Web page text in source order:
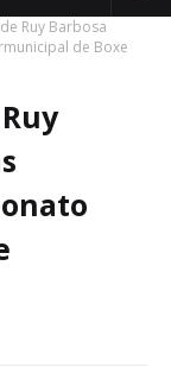
Ruy Barbosa
de Boxe